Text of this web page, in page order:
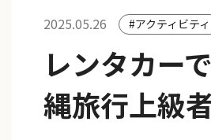
2025.05.26 #アクティビティ
レンタカー
縄旅行上級